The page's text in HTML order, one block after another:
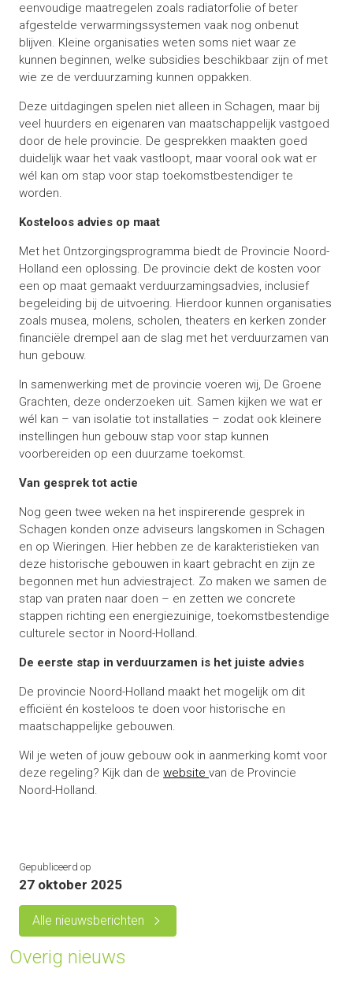
eenvoudige maatregelen zoals radiatorfolie of beter
afgestelde verwarmingssystemen vaak nog onbenut
blijven. Kleine organisaties weten soms niet waar ze
kunnen beginnen, welke subsidies beschikbaar zijn of met
wie ze de verduurzaming kunnen oppakken.
Deze uitdagingen spelen niet alleen in Schagen, maar bij
veel huurders en eigenaren van maatschappelijk vastgoed
door de hele provincie. De gesprekken maakten goed
duidelijk waar het vaak vastloopt, maar vooral ook wat er
wél kan om stap voor stap toekomstbestendiger te
worden.
Kosteloos advies op maat
Met het Ontzorgingsprogramma biedt de Provincie Noord-
Holland een oplossing. De provincie dekt de kosten voor
een op maat gemaakt verduurzamingsadvies, inclusief
begeleiding bij de uitvoering. Hierdoor kunnen organisaties
zoals musea, molens, scholen, theaters en kerken zonder
financiële drempel aan de slag met het verduurzamen van
hun gebouw.
In samenwerking met de provincie voeren wij, De Groene
Grachten, deze onderzoeken uit. Samen kijken we wat er
wél kan – van isolatie tot installaties – zodat ook kleinere
instellingen hun gebouw stap voor stap kunnen
voorbereiden op een duurzame toekomst.
Van gesprek tot actie
Nog geen twee weken na het inspirerende gesprek in
Schagen konden onze adviseurs langskomen in Schagen
en op Wieringen. Hier hebben ze de karakteristieken van
deze historische gebouwen in kaart gebracht en zijn ze
begonnen met hun adviestraject. Zo maken we samen de
stap van praten naar doen – en zetten we concrete
stappen richting een energiezuinige, toekomstbestendige
culturele sector in Noord-Holland.
De eerste stap in verduurzamen is het juiste advies
De provincie Noord-Holland maakt het mogelijk om dit
efficiënt én kosteloos te doen voor historische en
maatschappelijke gebouwen.
Wil je weten of jouw gebouw ook in aanmerking komt voor
deze regeling? Kijk dan de website van de Provincie
Noord-Holland.
Gepubliceerd op
27 oktober 2025
Alle nieuwsberichten
Overig nieuws